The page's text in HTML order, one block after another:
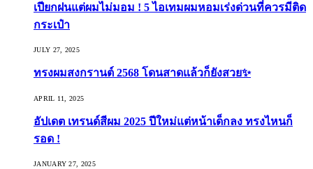
เปียกฝนแต่ผมไม่มอม ! 5 ไอเทมผมหอมเร่งด่วนที่ควรมีติด
กระเป๋า
JULY 27, 2025
ทรงผมสงกรานต์ 2568 โดนสาดแล้วก็ยังสวย✨
APRIL 11, 2025
อัปเดต เทรนด์สีผม 2025 ปีใหม่แต่หน้าเด็กลง ทรงไหนก็
รอด !
JANUARY 27, 2025